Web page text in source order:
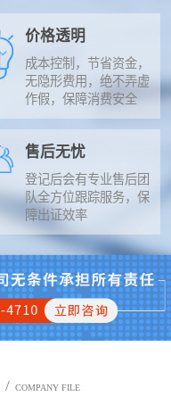
价格透明
成本控制，节省资金，
无隐形费用，绝不弄虚
作假，保障消费安全
售后无忧
登记后会有专业售后团
队全方位跟踪服务，保
障出证效率
/ COMPANY FILE